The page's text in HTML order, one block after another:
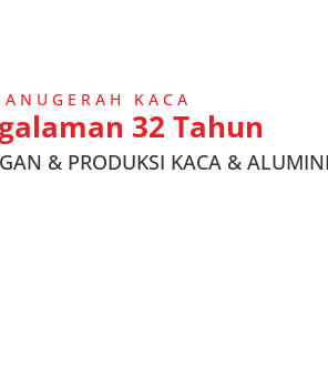
N U G E R A H K A C A
32 Tahun
& PRODUKSI KACA &